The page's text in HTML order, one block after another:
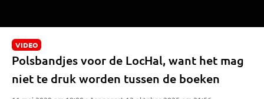
VIDEO
Polsbandjes voor de LocHal, want het mag
niet te druk worden tussen de boeken